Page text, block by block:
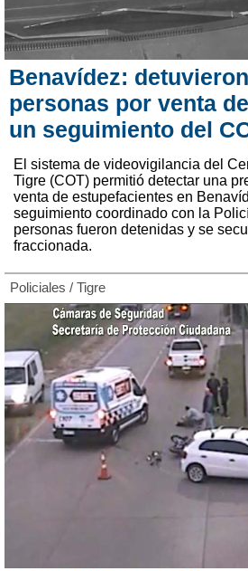
Benavídez:
personas por venta
un seguimiento del
El sistema de videovigilancia del
Tigre (COT) permitió detectar una
venta de estupefacientes en
seguimiento coordinado con la
personas fueron detenidas y se
fraccionada.
Policiales / Tigre